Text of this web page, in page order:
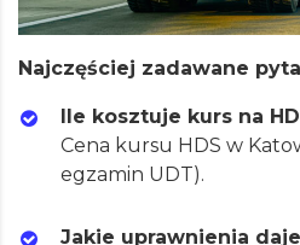
Najczęściej zadawane
Ile kosztuje kurs na
Cena kursu HDS w
egzamin UDT).
Jakie uprawnienia